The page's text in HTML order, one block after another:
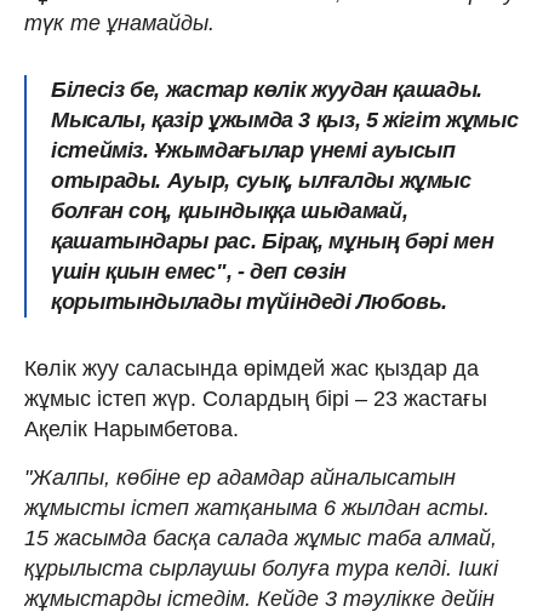
түк те ұнамайды.
Білесіз бе, жастар көлік жуудан қашады.
Мысалы, қазір ұжымда 3 қыз, 5 жігіт жұмыс
істейміз. Ұжымдағылар үнемі ауысып
отырады. Ауыр, суық, ылғалды жұмыс
болған соң, қиындыққа шыдамай,
қашатындары рас. Бірақ, мұның бәрі мен
үшін қиын емес", - деп сөзін
қорытындылады түйіндеді Любовь.
Көлік жуу саласында өрімдей жас қыздар да
жұмыс істеп жүр. Солардың бірі – 23 жастағы
Ақелік Нарымбетова.
"Жалпы, көбіне ер адамдар айналысатын
жұмысты істеп жатқаныма 6 жылдан асты.
15 жасымда басқа салада жұмыс таба алмай,
құрылыста сырлаушы болуға тура келді. Ішкі
жұмыстарды істедім. Кейде 3 тәулікке дейін